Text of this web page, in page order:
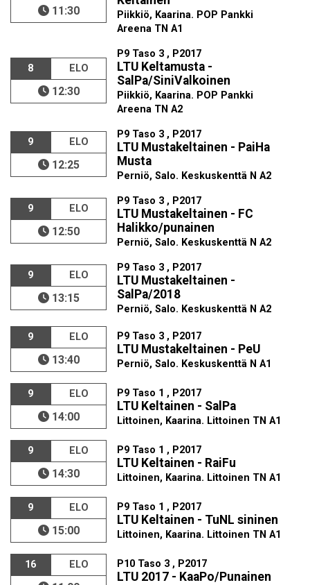
11:30
Piikkiö, Kaarina. POP Pankki
Areena TN A1
8 ELO
12:30
P9 Taso 3 , P2017
LTU Keltamusta -
SalPa/SiniValkoinen
Piikkiö, Kaarina. POP Pankki
Areena TN A2
9 ELO
12:25
P9 Taso 3 , P2017
LTU Mustakeltainen - PaiHa
Musta
Perniö, Salo. Keskuskenttä N A2
9 ELO
12:50
P9 Taso 3 , P2017
LTU Mustakeltainen - FC
Halikko/punainen
Perniö, Salo. Keskuskenttä N A2
9 ELO
13:15
P9 Taso 3 , P2017
LTU Mustakeltainen -
SalPa/2018
Perniö, Salo. Keskuskenttä N A2
9 ELO
13:40
P9 Taso 3 , P2017
LTU Mustakeltainen - PeU
Perniö, Salo. Keskuskenttä N A1
9 ELO
14:00
P9 Taso 1 , P2017
LTU Keltainen - SalPa
Littoinen, Kaarina. Littoinen TN A1
9 ELO
14:30
P9 Taso 1 , P2017
LTU Keltainen - RaiFu
Littoinen, Kaarina. Littoinen TN A1
9 ELO
15:00
P9 Taso 1 , P2017
LTU Keltainen - TuNL sininen
Littoinen, Kaarina. Littoinen TN A1
16 ELO P10 Taso 3 , P2017
LTU 2017 - KaaPo/Punainen